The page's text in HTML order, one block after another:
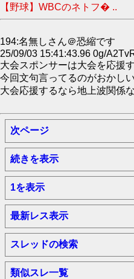
【野球】WBCのネトフ� ..
194:名無しさん＠恐縮です
25/09/03 15:41:43.96 0g/
大会スポンサーは大会を応援
今回文句言ってるのがおかしい
大会応援するなら地上波関係
次ページ
続きを表示
1を表示
最新レス表示
スレッドの検索
類似スレ一覧